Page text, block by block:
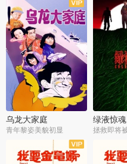
乌龙大家庭
青年黎姿美貌初显
绿液惊魂